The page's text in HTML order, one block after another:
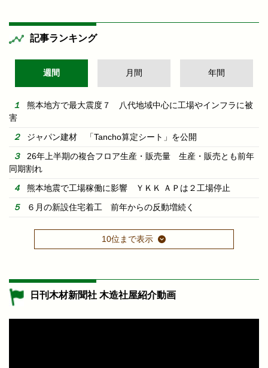
記事ランキング
週間 月間 年間
熊本地方で最大震度７ 八代地域中心に工場やインフラに被
害
ジャパン建材 「Tancho算定シート」を公開
26年上半期の複合フロア生産・販売量 生産・販売とも前年
同期割れ
熊本地震で工場稼働に影響 ＹＫＫ ＡＰは２工場停止
６月の新設住宅着工 前年からの反動増続く
10位まで表示
日刊木材新聞社 木造社屋紹介動画